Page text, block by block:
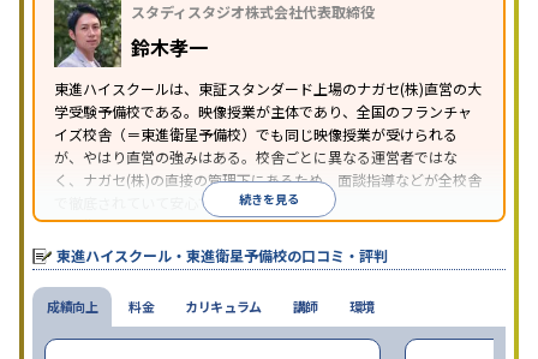
スタディスタジオ株式会社代表取締役
鈴木孝一
東進ハイスクールは、東証スタンダード上場のナガセ(株)直営の大
学受験予備校である。映像授業が主体であり、全国のフランチャ
イズ校舎（＝東進衛星予備校）でも同じ映像授業が受けられる
が、やはり直営の強みはある。校舎ごとに異なる運営者ではな
く、ナガセ(株)の直接の管理下にあるため、面談指導などが全校舎
で徹底されていて安心できる。
東進衛星予備校は、運営会社により指導方針や校舎のルールが異
なる。体験授業では、授業のみで判断するのではなく、担当者や
校舎雰囲気、校舎での合格実績などを確認すると良いだろう。
続きを見る
東進ハイスクール・東進衛星予備校の口コミ・評判
成績向上 料金 カリキュラム 講師 環境